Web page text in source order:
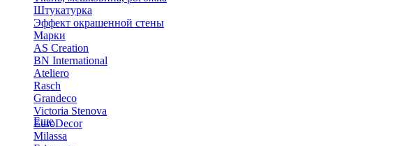
Штукатурка
Эффект окрашенной стены
Марки
AS Creation
BN International
Ateliero
Rasch
Grandeco
Victoria Stenova
EuroDecor
Milassa
Еще